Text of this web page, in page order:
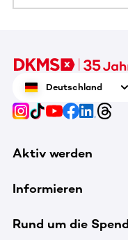
Deutschland
Aktiv werden
Informieren
Rund um die